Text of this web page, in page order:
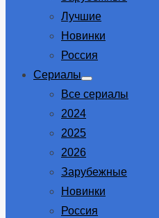
Лучшие
Новинки
Россия
Сериалы
Show
sub
Все сериалы
2024
2025
2026
Зарубежные
Новинки
Россия